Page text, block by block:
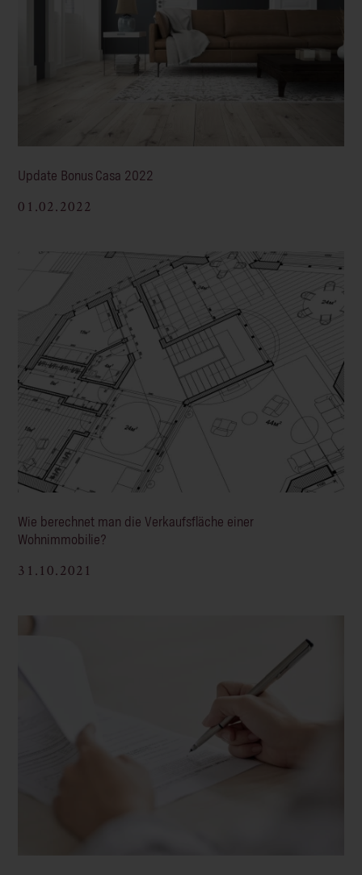
Update Bonus Casa 2022
01.02.2022
Wie berechnet man die Verkaufsfläche einer
Wohnimmobilie?
31.10.2021